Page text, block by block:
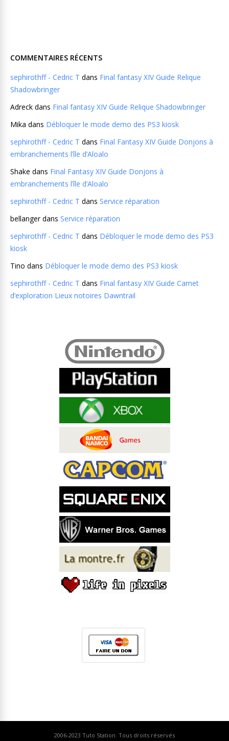
COMMENTAIRES RÉCENTS
sephirothff - Cedric T dans Final fantasy XIV Guide Relique
Shadowbringer
Adreck dans Final fantasy XIV Guide Relique Shadowbringer
Mika dans Débloquer le mode demo des PS3 kiosk
sephirothff - Cedric T dans Final Fantasy XIV Guide Donjons à
embranchements l’île d’Aloalo
Shake dans Final Fantasy XIV Guide Donjons à
embranchements l’île d’Aloalo
sephirothff - Cedric T dans Service réparation
bellangerdans Service réparation
sephirothff - Cedric T dans Débloquer le mode demo des PS3
kiosk
Tino dans Débloquer le mode demo des PS3 kiosk
sephirothff - Cedric T dans Final fantasy XIV Guide Carnet
d’exploration Lieux notoires Dawntrail
2006-2023 Tuto Station . Tous droits réservés